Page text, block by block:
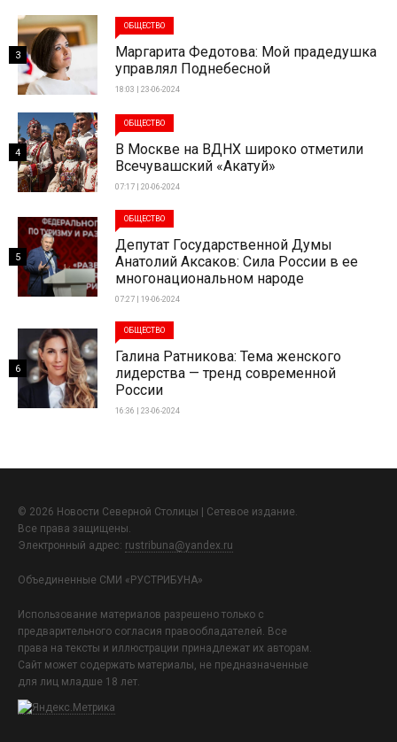
ОБЩЕСТВО
Маргарита Федотова: Мой прадедушка
управлял Поднебесной
18:03 | 23-06-2024
3
ОБЩЕСТВО
В Москве на ВДНХ широко отметили
Всечувашский «Акатуй»
07:17 | 20-06-2024
4
ОБЩЕСТВО
Депутат Государственной Думы
Анатолий Аксаков: Сила России в ее
многонациональном народе
07:27 | 19-06-2024
5
ОБЩЕСТВО
Галина Ратникова: Тема женского
лидерства — тренд современной
России
16:36 | 23-06-2024
6
© 2026 Новости Северной Столицы | Сетевое издание.
Все права защищены.
Электронный адрес: rustribuna@yandex.ru
Объединенные СМИ «РУСТРИБУНА»
Использование материалов разрешено только с
предварительного согласия правообладателей. Все
права на тексты и иллюстрации принадлежат их авторам.
Сайт может содержать материалы, не предназначенные
для лиц младше 18 лет.